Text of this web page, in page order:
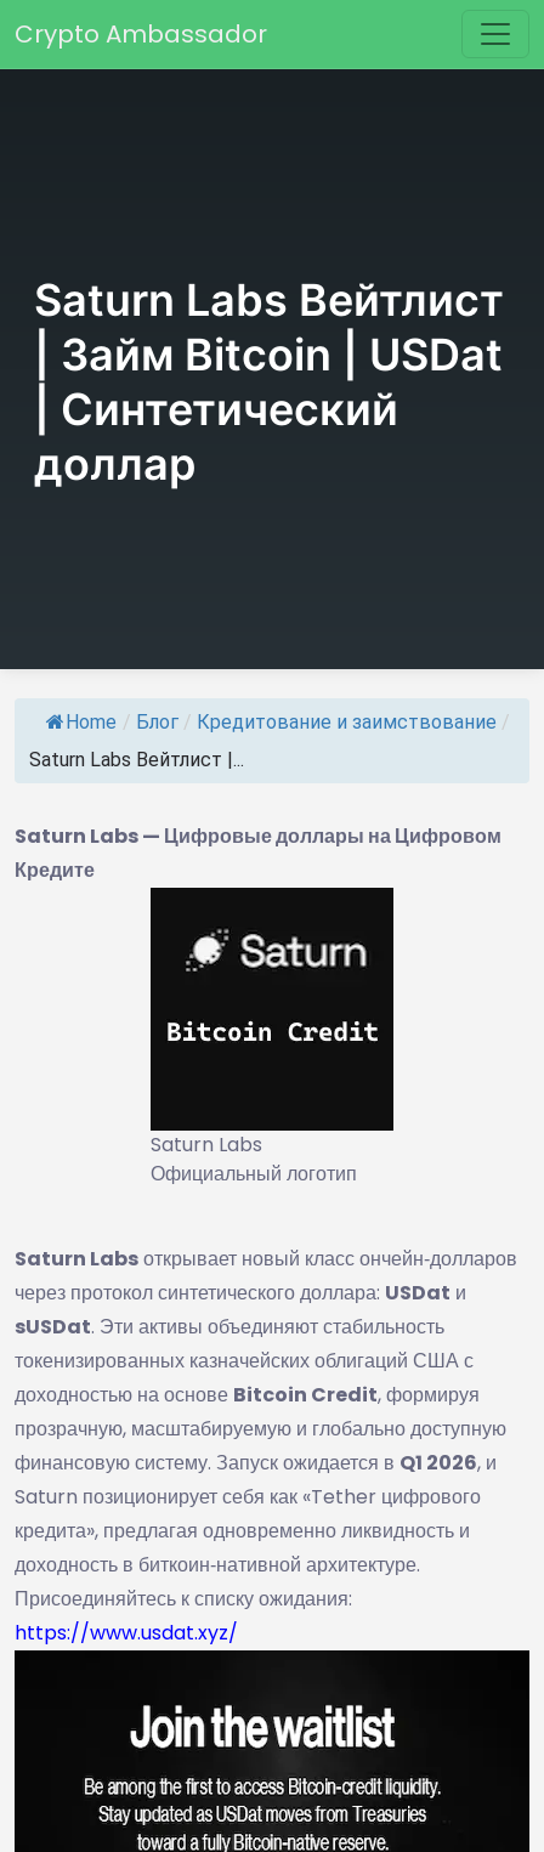
Основная навигация
Crypto Ambassador
Saturn Labs Вейтлист
| Займ Bitcoin | USDat
| Синтетический
доллар
Home / Блог / Кредитование и заимствование /
Saturn Labs Вейтлист |...
Saturn Labs — Цифровые доллары на Цифровом
Кредите
Saturn Labs
Официальный логотип
Saturn Labsоткрывает новый класс ончейн‑долларов
через протокол синтетического доллара: USDat и
sUSDat. Эти активы объединяют стабильность
токенизированных казначейских облигаций США с
доходностью на основе Bitcoin Credit, формируя
прозрачную, масштабируемую и глобально доступную
финансовую систему. Запуск ожидается в Q1 2026, и
Saturn позиционирует себя как «Tether цифрового
кредита», предлагая одновременно ликвидность и
доходность в биткоин‑нативной архитектуре.
Присоединяйтесь к списку ожидания:
https://www.usdat.xyz/